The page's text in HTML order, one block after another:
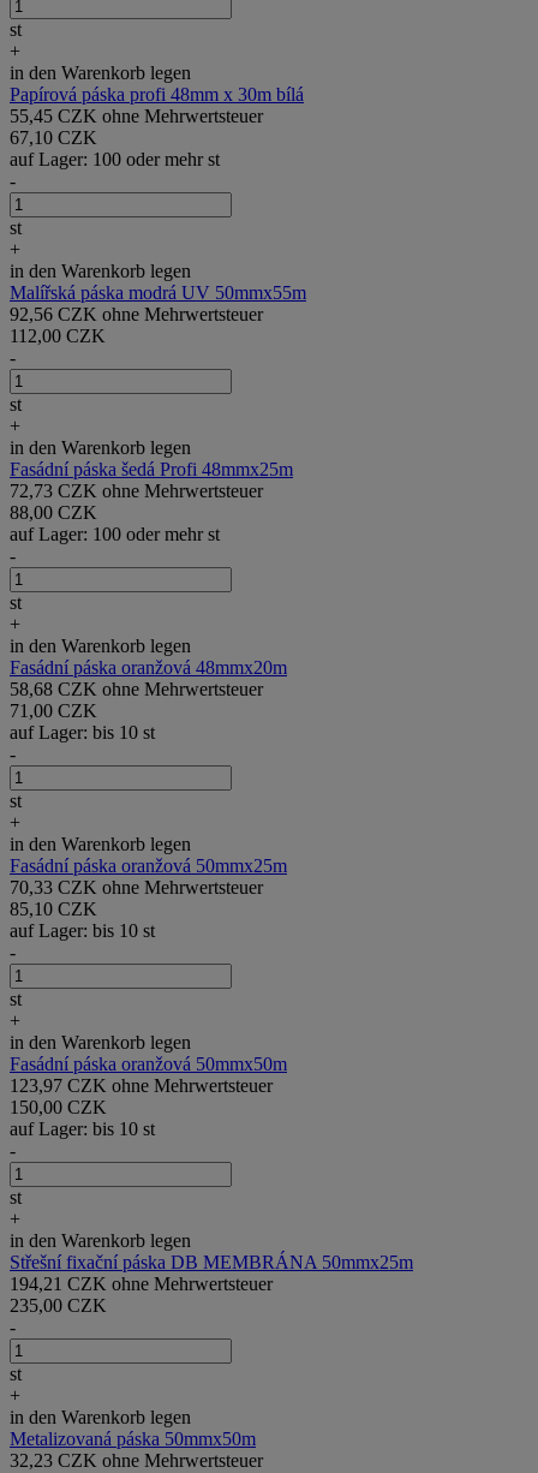
st
+
in den Warenkorb legen
Papírová páska profi 48mm x 30m bílá
55,45 CZK ohne Mehrwertsteuer
67,10 CZK
auf Lager: 100 oder mehr st
-
st
+
in den Warenkorb legen
Malířská páska modrá UV 50mmx55m
92,56 CZK ohne Mehrwertsteuer
112,00 CZK
-
st
+
in den Warenkorb legen
Fasádní páska šedá Profi 48mmx25m
72,73 CZK ohne Mehrwertsteuer
88,00 CZK
auf Lager: 100 oder mehr st
-
st
+
in den Warenkorb legen
Fasádní páska oranžová 48mmx20m
58,68 CZK ohne Mehrwertsteuer
71,00 CZK
auf Lager: bis 10 st
-
st
+
in den Warenkorb legen
Fasádní páska oranžová 50mmx25m
70,33 CZK ohne Mehrwertsteuer
85,10 CZK
auf Lager: bis 10 st
-
st
+
in den Warenkorb legen
Fasádní páska oranžová 50mmx50m
123,97 CZK ohne Mehrwertsteuer
150,00 CZK
auf Lager: bis 10 st
-
st
+
in den Warenkorb legen
Střešní fixační páska DB MEMBRÁNA 50mmx25m
194,21 CZK ohne Mehrwertsteuer
235,00 CZK
-
st
+
in den Warenkorb legen
Metalizovaná páska 50mmx50m
32,23 CZK ohne Mehrwertsteuer